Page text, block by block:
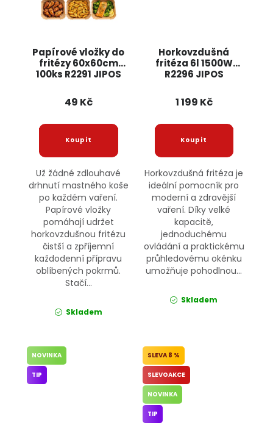
Papírové vložky do
fritézy 60x60cm
100ks R2291 JIPOS
49 Kč
Už žádné zdlouhavé
drhnutí mastného koše
po každém vaření.
Papírové vložky
pomáhají udržet
horkovzdušnou fritézu
čistší a zpříjemní
každodenní přípravu
oblíbených pokrmů.
Stačí...
Skladem
Horkovzdušná
fritéza 6l 1500W
R2296 JIPOS
1 199 Kč
Horkovzdušná fritéza je
ideální pomocník pro
moderní a zdravější
vaření. Díky velké
kapacitě,
jednoduchému
ovládání a praktickému
průhledovému okénku
umožňuje pohodlnou...
Skladem
NOVINKA
TIP
8 %
SLEVOAKCE
NOVINKA
TIP